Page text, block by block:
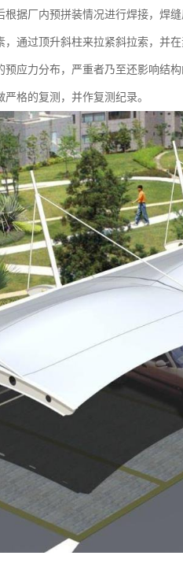
据厂内预拼装情况进行焊接，焊
通过顶升斜柱来拉紧斜拉索，并
应力分布，严重者乃至还影响结
格的复测，并作复测纪录。